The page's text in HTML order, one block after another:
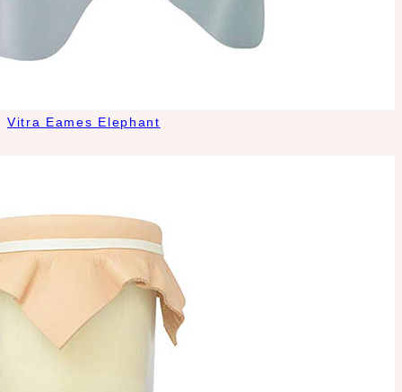
Vitra Eames Elephant